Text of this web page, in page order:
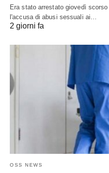
Era stato arrestato giovedì
l'accusa di abusi sessuali ai…
2 giorni fa
OSS NEWS